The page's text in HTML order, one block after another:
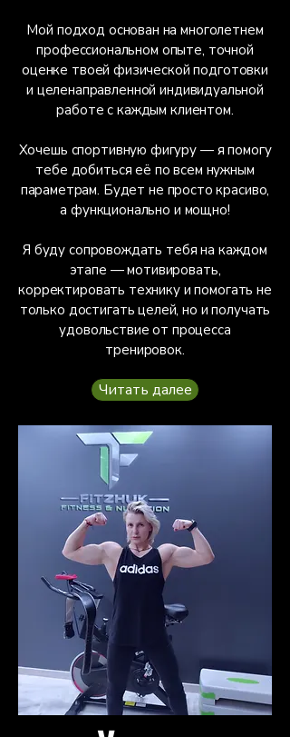
Мой подход основан на многолетнем
профессиональном опыте, точной
оценке твоей физической подготовки
и целенаправленной индивидуальной
работе с каждым клиентом.
Хочешь спортивную фигуру — я помогу
тебе добиться её по всем нужным
параметрам. Будет не просто красиво,
а функционально и мощно!
Я буду сопровождать тебя на каждом
этапе — мотивировать,
корректировать технику и помогать не
только достигать целей, но и получать
удовольствие от процесса
тренировок.
Читать далее